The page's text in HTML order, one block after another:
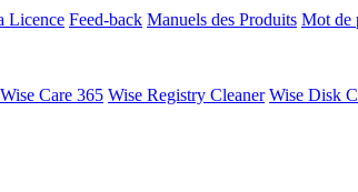
Licence Feed-back Manuels des Produits Mot de
Wise Care 365 Wise Registry Cleaner Wise Disk